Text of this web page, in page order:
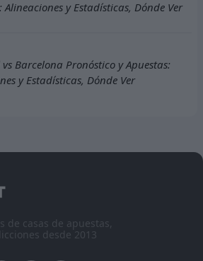
Alineaciones y Estadísticas, Dónde Ver
Barcelona Pronóstico y Apuestas:
y Estadísticas, Dónde Ver
de casas de apuestas,
desde 2013